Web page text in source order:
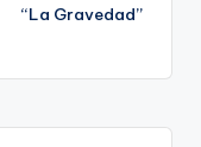
“La Gravedad”